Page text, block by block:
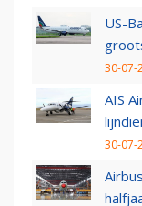
US-
30-07-
AIS
30-07-